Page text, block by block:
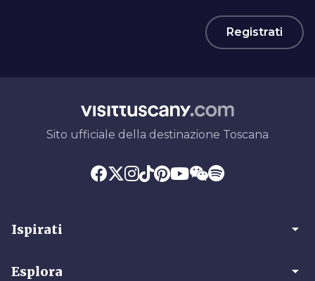
Registrati
Sito ufficiale della destinazione Toscana
Ispirati arrow_drop_down
Esplora arrow_drop_down